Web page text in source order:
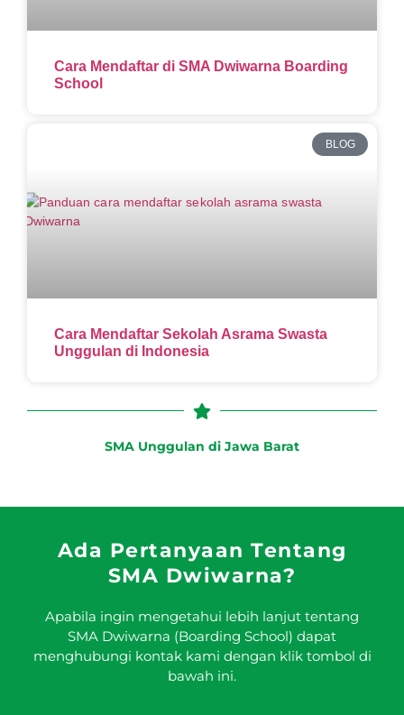
Cara Mendaftar di SMA Dwiwarna Boarding
School
BLOG
Cara Mendaftar Sekolah Asrama Swasta
Unggulan di Indonesia
SMA Unggulan di Jawa Barat
Ada Pertanyaan Tentang
SMA Dwiwarna?
Apabila ingin mengetahui lebih lanjut tentang
SMA Dwiwarna (Boarding School) dapat
menghubungi kontak kami dengan klik tombol di
bawah ini.